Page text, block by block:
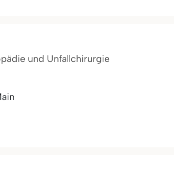
und Unfallchirurgie